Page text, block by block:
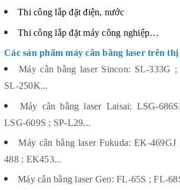
Thi công lắp đặt điện, nước
Thi công lắp đặt máy công nghiệp…
Các sản phẩm máy cân bằng laser trên
Máy cân bằng laser Sincon: SL-333G
SL-250K...
Máy cân bằng laser Laisai: LSG-
LSG-609S ; SP-L29...
Máy cân bằng laser Fukuda: EK-
488 ; EK453...
Máy cân bằng laser Geo: FL-65S ; FL-